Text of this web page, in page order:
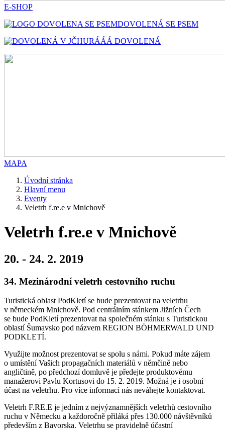
E-SHOP
DOVOLENÁ SE PSEM
HURÁÁÁ DOVOLENÁ
MAPA
Úvodní stránka
Hlavní menu
Eventy
Veletrh f.re.e v Mnichově
Veletrh f.re.e v Mnichově
20. - 24. 2. 2019
34. Mezinárodní veletrh cestovního ruchu
Turistická oblast PodKletí se bude prezentovat na veletrhu
v německém Mnichově. Pod centrálním stánkem Jižních Čech
se bude PodKletí prezentovat na společném stánku s Turistickou
oblastí Šumavsko pod názvem REGION BÖHMERWALD UND
PODKLETÍ.
Využijte možnost prezentovat se spolu s námi. Pokud máte zájem
o umístění Vašich propagačních materiálů v němčině nebo
angličtině, po předchozí domluvě je předejte produktovému
manažerovi Pavlu Kortusovi do 15. 2. 2019. Možná je i osobní
účast na veletrhu. Pro více informací nás neváhejte kontaktovat.
Veletrh F.RE.E je jedním z nejvýznamnějších veletrhů cestovního
ruchu v Německu a každoročně přiláká přes 130.000 návštěvníků
především z Bavorska. Veletrhu se pravidelně účastní